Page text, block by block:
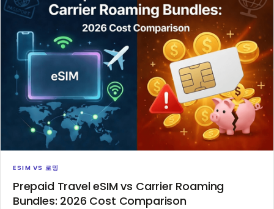
ESIM VS 로밍
Prepaid Travel eSIM vs Carrier Roaming
Bundles: 2026 Cost Comparison